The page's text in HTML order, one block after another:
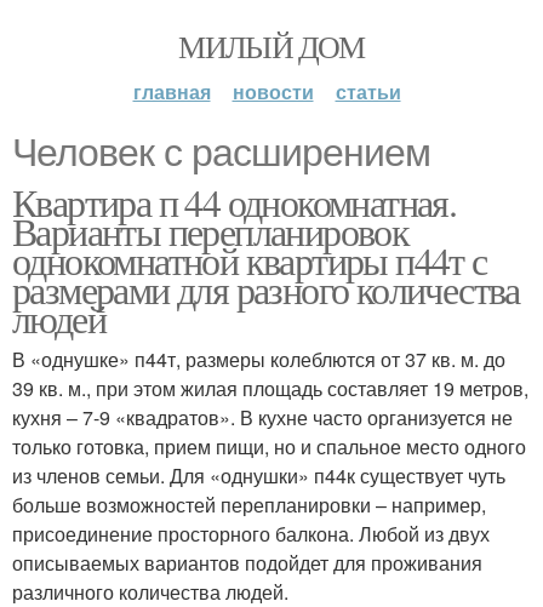
МИЛЫЙ ДОМ
главная новости статьи
Человек с расширением
Квартира п 44 однокомнатная.
Варианты перепланировок
однокомнатной квартиры п44т с
размерами для разного количества
людей
В «однушке» п44т, размеры колеблются от 37 кв. м. до
39 кв. м., при этом жилая площадь составляет 19 метров,
кухня – 7-9 «квадратов». В кухне часто организуется не
только готовка, прием пищи, но и спальное место одного
из членов семьи. Для «однушки» п44к существует чуть
больше возможностей перепланировки – например,
присоединение просторного балкона. Любой из двух
описываемых вариантов подойдет для проживания
различного количества людей.